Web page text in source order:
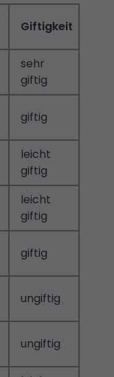
Giftigkeit
sehr
giftig
giftig
leicht
giftig
leicht
giftig
giftig
ungiftig
ungiftig